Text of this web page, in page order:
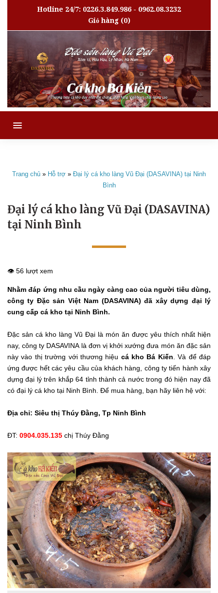
Hotline 24/7: 0226.3.849.986 - 0962.08.3232
Giỏ hàng(0)
MENU
Trang chủ » Hỗ trợ » Đại lý cá kho làng Vũ Đại (DASAVINA) tại Ninh
Bình
Đại lý cá kho làng Vũ Đại (DASAVINA)
tại Ninh Bình
👁️ 56 lượt xem
Nhằm đáp ứng nhu cầu ngày càng cao của người tiêu dùng,
công ty Đặc sản Việt Nam (DASAVINA) đã xây dựng đại lý
cung cấp cá kho tại Ninh Bình.
Đặc sản cá kho làng Vũ Đại là món ăn được yêu thích nhất hiện
nay, công ty DASAVINA là đơn vị khởi xướng đưa món ăn đặc sản
này vào thị trường với thương hiệu cá kho Bá Kiến . Và để đáp
ứng được hết các yêu cầu của khách hàng, công ty tiến hành xây
dựng đại lý trên khắp 64 tỉnh thành cả nước trong đó hiện nay đã
có đại lý cá kho tại Ninh Bình. Để mua hàng, bạn hãy liên hệ với:
Địa chỉ: Siêu thị Thúy Đằng, Tp Ninh Bình
ĐT: 0904.035.135 chị Thúy Đằng